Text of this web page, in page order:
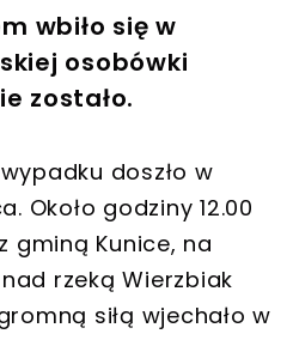
wbiło się w
osobówki
zostało.
doszło w
Około godziny 12.00
gminą Kunice, na
rzeką Wierzbiak
siłą wjechało w